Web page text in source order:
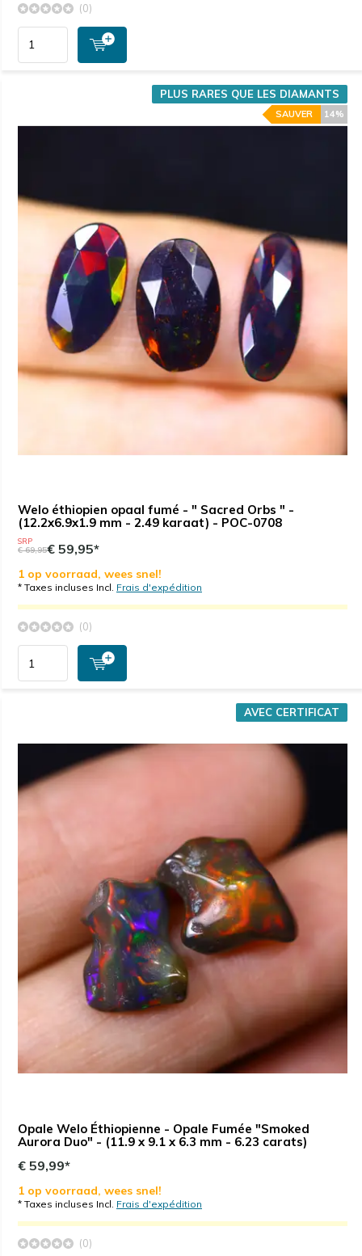
(0)
Welo éthiopien opaal fumé - " Sacred Orbs " -
(12.2x6.9x1.9 mm - 2.49 karaat) - POC-0708
PLUS RARES QUE LES DIAMANTS
14%
SAUVER
SRP
€ 69,95€ 59,95*
1 op voorraad, wees snel!
* Taxes incluses Incl. Frais d'expédition
(0)
Opale Welo Éthiopienne - Opale Fumée "Smoked
Aurora Duo" - (11.9 x 9.1 x 6.3 mm - 6.23 carats)
AVEC CERTIFICAT
€ 59,99*
1 op voorraad, wees snel!
* Taxes incluses Incl. Frais d'expédition
(0)